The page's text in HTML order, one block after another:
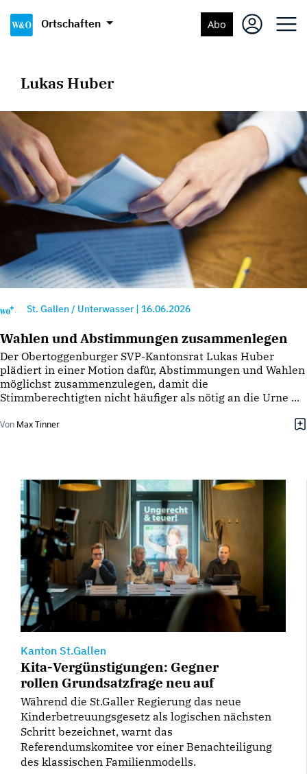
Ortschaften Abo
Lukas Huber
St. Gallen / Unterwasser 16.06.2026
Wahlen und Abstimmungen zusammenlegen
Der Obertoggenburger SVP-Kantonsrat Lukas Huber
plädiert in einer Motion dafür, Abstimmungen und Wahlen
möglichst zusammenzulegen, damit die
Stimmberechtigten nicht häufiger als nötig an die Urne ...
Von Max Tinner
Kanton St.Gallen
Kita-Vergünstigungen: Gegner
rollen Grundsatzfrage neu auf
Während die St.Galler Regierung das neue
Kinderbetreuungsgesetz als logischen nächsten
Schritt bezeichnet, warnt das
Referendumskomitee vor einer Benachteiligung
des klassischen Familienmodells.